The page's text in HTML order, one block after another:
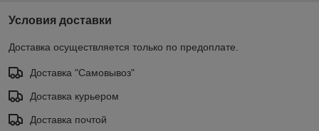
Условия доставки
Доставка осуществляется только по предоплате.
Доставка "Самовывоз"
Доставка курьером
Доставка почтой